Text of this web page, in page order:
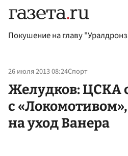
Покушение на главу
26 июля 2013 08:24Спорт
Желудков: ЦСКА
с
на уход Ванера